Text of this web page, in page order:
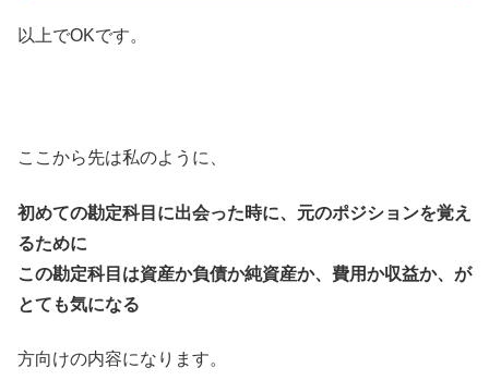
以上でOKです。
ここから先は私のように、
初めての勘定科目に出会った時に、元のポジションを覚え
るために
この勘定科目は資産か負債か純資産か、費用か収益か、が
とても気になる
方向けの内容になります。